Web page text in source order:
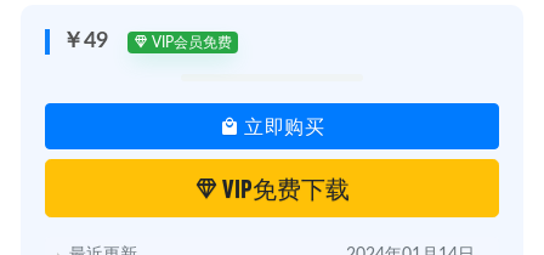
￥49 VIP会员免费
立即购买
VIP免费下载